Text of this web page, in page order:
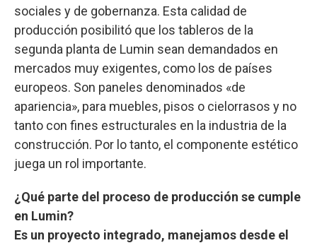
sociales y de gobernanza. Esta calidad de
producción posibilitó que los tableros de la
segunda planta de Lumin sean demandados en
mercados muy exigentes, como los de países
europeos. Son paneles denominados «de
apariencia», para muebles, pisos o cielorrasos y no
tanto con fines estructurales en la industria de la
construcción. Por lo tanto, el componente estético
juega un rol importante.
¿Qué parte del proceso de producción se cumple
en Lumin?
Es un proyecto integrado, manejamos desde el